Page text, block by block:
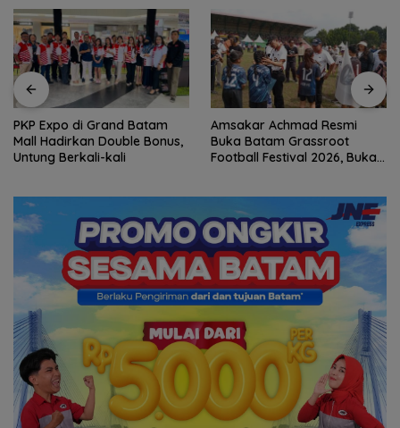
PKP Expo di Grand Batam
Mall Hadirkan Double Bonus,
Untung Berkali-kali
Amsakar Achmad Resmi
Buka Batam Grassroot
Football Festival 2026, Buka